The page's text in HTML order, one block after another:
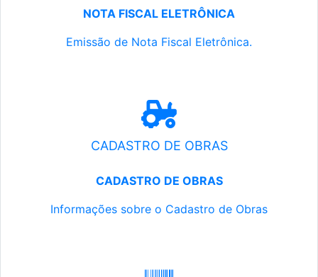
NOTA FISCAL ELETRÔNICA
Emissão de Nota Fiscal Eletrônica.
CADASTRO DE OBRAS
CADASTRO DE OBRAS
Informações sobre o Cadastro de Obras